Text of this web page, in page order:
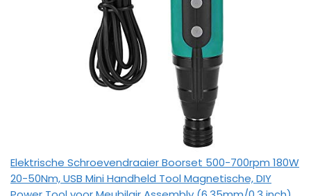
Elektrische Schroevendraaier Boorset 500-700rpm 180W
20-50Nm, USB Mini Handheld Tool Magnetische, DIY